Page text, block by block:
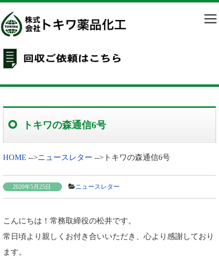
トキワの森通信6号
HOME -->ニュースレター --> トキワの森通信6号
2020年5月25日 ニュースレター
こんにちは！常務取締役の松井です。
常日頃より親しくお付き合いいただき、心より感謝しており
ます。